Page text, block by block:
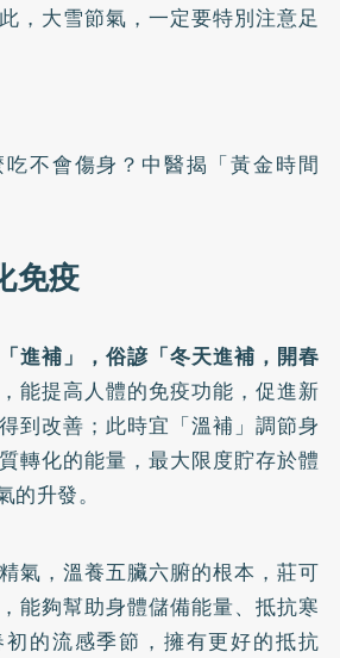
，大雪節氣，一定要特別注意足
不會傷身？中醫揭「黃金時間
免疫
進補」，俗諺「冬天進補，開春
能提高人體的免疫功能，促進新
到改善；此時宜「溫補」調節身
轉化的能量，最大限度貯存於體
升發。
氣，溫養五臟六腑的根本，莊可
能夠幫助身體儲備能量、抵抗寒
的流感季節，擁有更好的抵抗